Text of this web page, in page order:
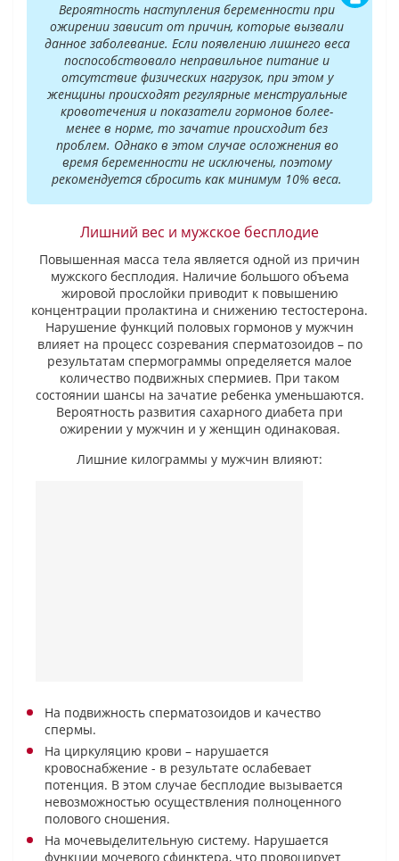
Вероятность наступления беременности при
ожирении зависит от причин, которые вызвали
данное заболевание. Если появлению лишнего веса
поспособствовало неправильное питание и
отсутствие физических нагрузок, при этом у
женщины происходят регулярные менструальные
кровотечения и показатели гормонов более-
менее в норме, то зачатие происходит без
проблем. Однако в этом случае осложнения во
время беременности не исключены, поэтому
рекомендуется сбросить как минимум 10% веса.
Лишний вес и мужское бесплодие
Повышенная масса тела является одной из причин
мужского бесплодия. Наличие большого объема
жировой прослойки приводит к повышению
концентрации пролактина и снижению тестостерона.
Нарушение функций половых гормонов у мужчин
влияет на процесс созревания сперматозоидов – по
результатам спермограммы определяется малое
количество подвижных спермиев. При таком
состоянии шансы на зачатие ребенка уменьшаются.
Вероятность развития сахарного диабета при
ожирении у мужчин и у женщин одинаковая.
Лишние килограммы у мужчин влияют:
На подвижность сперматозоидов и качество
спермы.
На циркуляцию крови – нарушается
кровоснабжение - в результате ослабевает
потенция. В этом случае бесплодие вызывается
невозможностью осуществления полноценного
полового сношения.
На мочевыделительную систему. Нарушается
функции мочевого сфинктера, что провоцирует